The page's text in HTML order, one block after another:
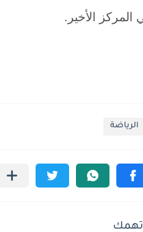
المركز الأخير.
الرياضة
تهمك